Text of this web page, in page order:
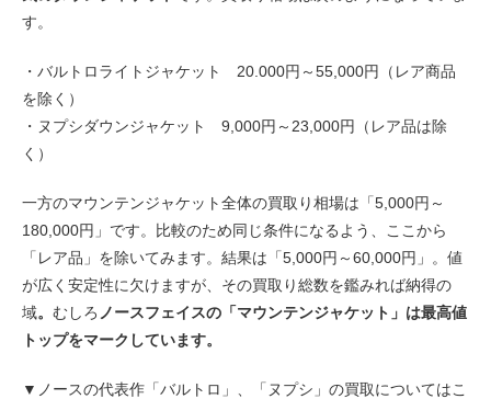
す。
・バルトロライトジャケット 20.000円～55,000円（レア商品
を除く）
・ヌプシダウンジャケット 9,000円～23,000円（レア品は除
く）
一方のマウンテンジャケット全体の買取り相場は「5,000円～
180,000円」です。比較のため同じ条件になるよう、ここから
「レア品」を除いてみます。結果は「5,000円～60,000円」。値
が広く安定性に欠けますが、その買取り総数を鑑みれば納得の
域。 むしろ ノースフェイスの「マウンテンジャケット」は最高値
トップをマークしています。
▼ノースの代表作「バルトロ」、「ヌプシ」の買取についてはこ